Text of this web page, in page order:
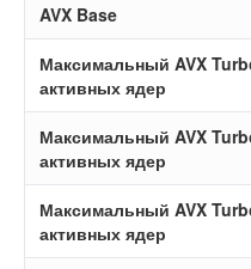
AVX Base
Максимальный AVX
активных ядер
Максимальный AVX
активных ядер
Максимальный AVX
активных ядер